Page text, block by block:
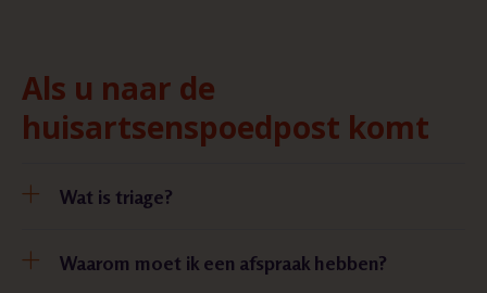
Als u naar de
huisartsenspoedpost komt
Wat is triage?
Waarom moet ik een afspraak hebben?